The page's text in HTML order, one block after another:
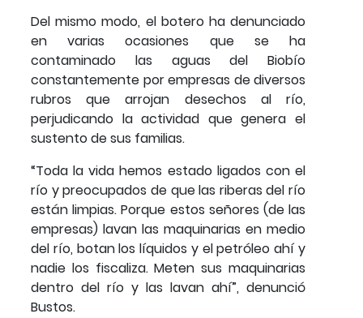
Del mismo modo, el botero ha denunciado
en varias ocasiones que se ha
contaminado las aguas del Biobío
constantemente por empresas de diversos
rubros que arrojan desechos al río,
perjudicando la actividad que genera el
sustento de sus familias.
“Toda la vida hemos estado ligados con el
río y preocupados de que las riberas del río
están limpias. Porque estos señores (de las
empresas) lavan las maquinarias en medio
del río, botan los líquidos y el petróleo ahí y
nadie los fiscaliza. Meten sus maquinarias
dentro del río y las lavan ahí”, denunció
Bustos.